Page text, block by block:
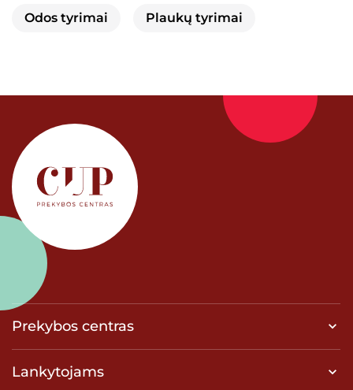
Odos tyrimai Plaukų tyrimai
Prekybos centras
Lankytojams